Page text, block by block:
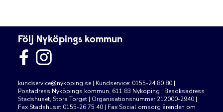
Följ Nyköpings kommun
kundservice@nykoping.se | Kundservice: 0155-24 80 80 |
Postadress Nyköpings kommun, 611 83 Nyköping | Besöksadress
Stadshuset, Stora Torget | Organisationsnummer 212000-2940 |
Fax Stadshuset 0155-26 75 40 | Fax Social omsorg ärenden om